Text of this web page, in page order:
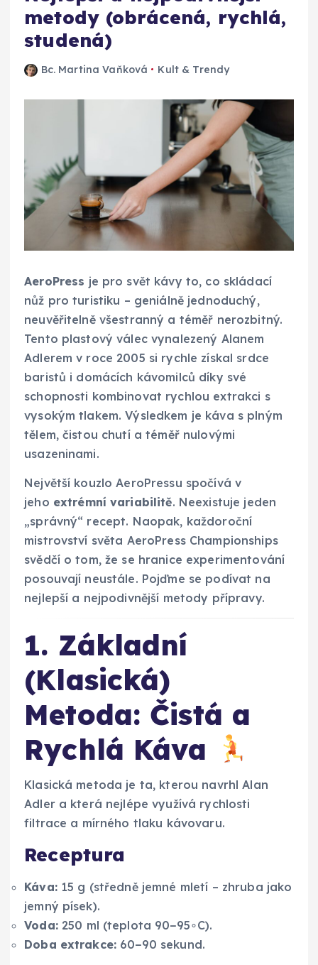
metody (obrácená, rychlá,
studená)
Bc. Martina Vaňková Kult & Trendy
AeroPress je pro svět kávy to, co skládací
nůž pro turistiku – geniálně jednoduchý,
neuvěřitelně všestranný a téměř nerozbitný.
Tento plastový válec vynalezený Alanem
Adlerem v roce 2005 si rychle získal srdce
baristů i domácích kávomilců díky své
schopnosti kombinovat rychlou extrakci s
vysokým tlakem. Výsledkem je káva s plným
tělem, čistou chutí a téměř nulovými
usazeninami.
Největší kouzlo AeroPressu spočívá v
jeho extrémní variabilitě. Neexistuje jeden
„správný“ recept. Naopak, každoroční
mistrovství světa AeroPress Championships
svědčí o tom, že se hranice experimentování
posouvají neustále. Pojďme se podívat na
nejlepší a nejpodivnější metody přípravy.
1. Základní
(Klasická)
Metoda: Čistá a
Rychlá Káva
Klasická metoda je ta, kterou navrhl Alan
Adler a která nejlépe využívá rychlosti
filtrace a mírného tlaku kávovaru.
Receptura
Káva:15 g (středně jemné mletí – zhruba jako
jemný písek).
Voda:250 ml (teplota 90−95∘C).
Doba extrakce: 60−90 sekund.